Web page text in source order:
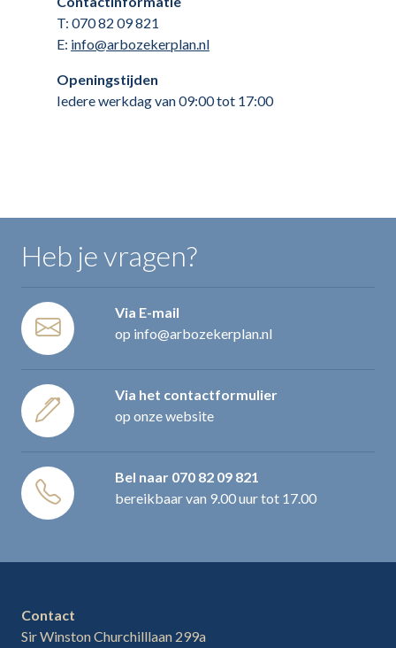
T: 070 82 09 821
E: info@arbozekerplan.nl
Openingstijden
Iedere werkdag van 09:00 tot 17:00
Heb je vragen?
Via E-mail
op info@arbozekerplan.nl
Via het contactformulier
op onze website
Bel naar 070 82 09 821
bereikbaar van 9.00 uur tot 17.00
Contact
Sir Winston Churchilllaan 299a